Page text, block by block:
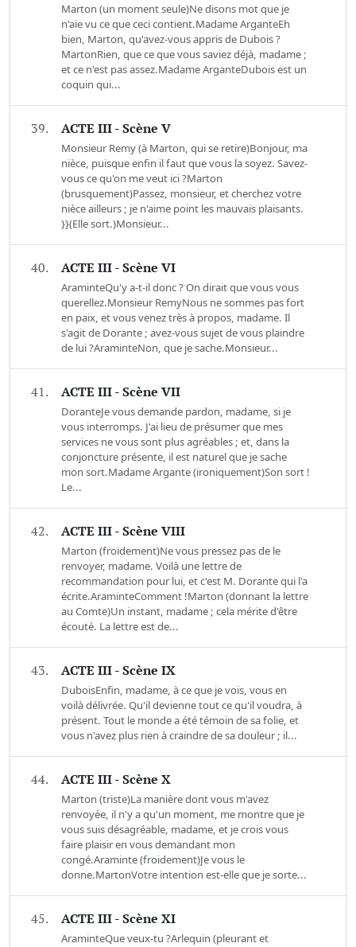
Marton (un moment seule)Ne disons mot que je
n'aie vu ce que ceci contient.Madame ArganteEh
bien, Marton, qu'avez-vous appris de Dubois ?
MartonRien, que ce que vous saviez déjà, madame ;
et ce n'est pas assez.Madame ArganteDubois est un
coquin qui...
39. ACTE III - Scène V
Monsieur Remy (à Marton, qui se retire)Bonjour, ma
nièce, puisque enfin il faut que vous la soyez. Savez-
vous ce qu'on me veut ici ?Marton
(brusquement)Passez, monsieur, et cherchez votre
nièce ailleurs ; je n'aime point les mauvais plaisants.
}}(Elle sort.)Monsieur...
40. ACTE III - Scène VI
AraminteQu'y a-t-il donc ? On dirait que vous vous
querellez.Monsieur RemyNous ne sommes pas fort
en paix, et vous venez très à propos, madame. Il
s'agit de Dorante ; avez-vous sujet de vous plaindre
de lui ?AraminteNon, que je sache.Monsieur...
41. ACTE III - Scène VII
DoranteJe vous demande pardon, madame, si je
vous interromps. J'ai lieu de présumer que mes
services ne vous sont plus agréables ; et, dans la
conjoncture présente, il est naturel que je sache
mon sort.Madame Argante (ironiquement)Son sort !
Le...
42. ACTE III - Scène VIII
Marton (froidement)Ne vous pressez pas de le
renvoyer, madame. Voilà une lettre de
recommandation pour lui, et c'est M. Dorante qui l'a
écrite.AraminteComment !Marton (donnant la lettre
au Comte)Un instant, madame ; cela mérite d'être
écouté. La lettre est de...
43. ACTE III - Scène IX
DuboisEnfin, madame, à ce que je vois, vous en
voilà délivrée. Qu'il devienne tout ce qu'il voudra, à
présent. Tout le monde a été témoin de sa folie, et
vous n'avez plus rien à craindre de sa douleur ; il...
44. ACTE III - Scène X
Marton (triste)La manière dont vous m'avez
renvoyée, il n'y a qu'un moment, me montre que je
vous suis désagréable, madame, et je crois vous
faire plaisir en vous demandant mon
congé.Araminte (froidement)Je vous le
donne.MartonVotre intention est-elle que je sorte...
45. ACTE III - Scène XI
AraminteQue veux-tu ?Arlequin (pleurant et